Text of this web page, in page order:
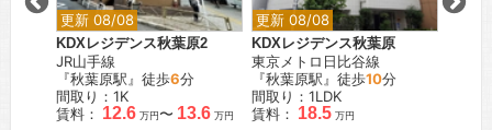
更新 08/08
KDXレジデンス秋葉原2
JR山手線
『秋葉原駅』徒歩6分
間取り：1K
賃料： 12.6 万円〜 13.6 万円
更新 08/08
KDXレジデンス秋葉原
東京メトロ日比谷線
『秋葉原駅』徒歩10分
間取り：1LDK
賃料： 18.5 万円
更新